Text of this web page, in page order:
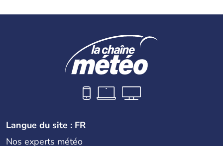
Langue du site : FR
Nos experts météo